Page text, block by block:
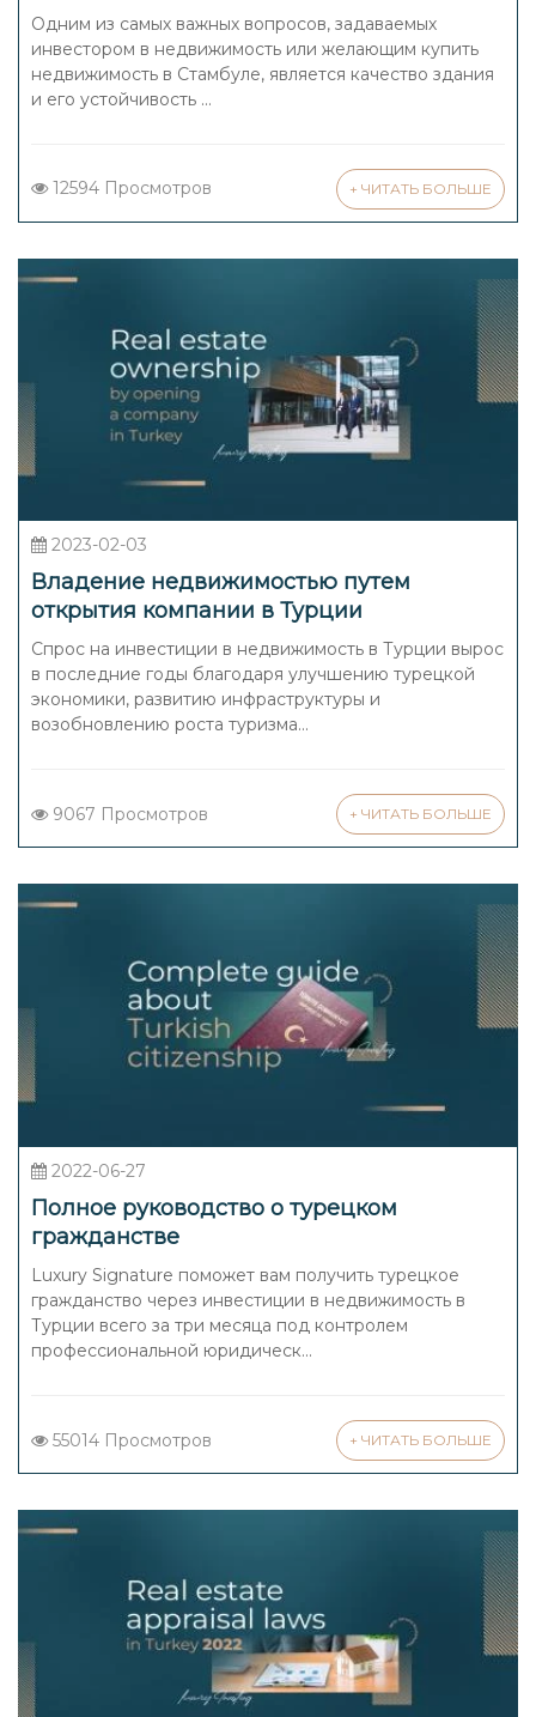
Одним из самых важных вопросов, задаваемых
инвестором в недвижимость или желающим купить
недвижимость в Стамбуле, является качество здания
и его устойчивость ...
12594 Просмотров + ЧИТАТЬ БОЛЬШЕ
2023-02-03
Владение недвижимостью путем
открытия компании в Турции
Спрос на инвестиции в недвижимость в Турции вырос
в последние годы благодаря улучшению турецкой
экономики, развитию инфраструктуры и
возобновлению роста туризма...
9067 Просмотров + ЧИТАТЬ БОЛЬШЕ
2022-06-27
Полное руководство о турецком
гражданстве
Luxury Signature поможет вам получить турецкое
гражданство через инвестиции в недвижимость в
Турции всего за три месяца под контролем
профессиональной юридическ...
55014 Просмотров + ЧИТАТЬ БОЛЬШЕ